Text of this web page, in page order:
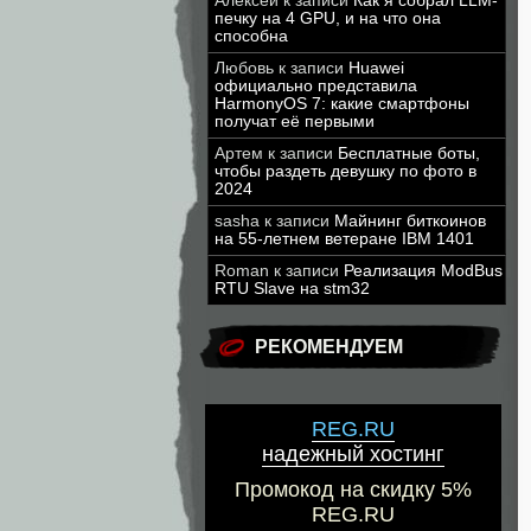
печку на 4 GPU, и на что она
способна
Любовь к записи Huawei
официально представила
HarmonyOS 7: какие смартфоны
получат её первыми
Артем к записи Бесплатные боты,
чтобы раздеть девушку по фото в
2024
sasha к записи Майнинг биткоинов
на 55-летнем ветеране IBM 1401
Roman к записи Реализация ModBus
RTU Slave на stm32
РЕКОМЕНДУЕМ
REG.RU
надежный хостинг
Промокод на скидку 5%
REG.RU